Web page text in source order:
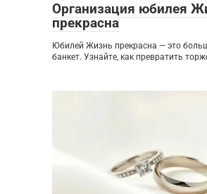
Организация юбилея
прекрасна
Юбилей Жизнь прекрасна — это
банкет. Узнайте, как превратить